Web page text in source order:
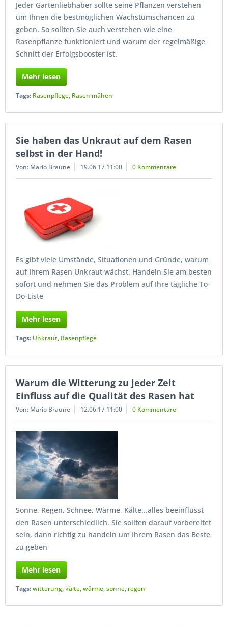
Jeder Gartenliebhaber sollte seine Pflanzen verstehen
um Ihnen die bestmöglichen Wachstumschancen zu
geben. So sollten Sie auch verstehen wie eine
Rasenpflanze funktioniert und warum der regelmäßige
Schnitt der Erfolgsbooster ist.
Mehr lesen
Tags: Rasenpflege, Rasen mähen
Sie haben das Unkraut auf dem Rasen
selbst in der Hand!
Von: Mario Braune 19.06.17 11:00 0 Kommentare
Es gibt viele Umstände, Situationen und Gründe, warum
auf Ihrem Rasen Unkraut wächst. Handeln Sie am besten
sofort und nehmen Sie das Problem auf Ihre tägliche To-
Do-Liste
Mehr lesen
Tags: Unkraut, Rasenpflege
Warum die Witterung zu jeder Zeit
Einfluss auf die Qualität des Rasen hat
Von: Mario Braune 12.06.17 11:00 0 Kommentare
Sonne, Regen, Schnee, Wärme, Kälte...alles beeinflusst
den Rasen unterschiedlich. Sie sollten darauf vorbereitet
sein, dann richtig zu handeln um Ihrem Rasen das Beste
zu geben
Mehr lesen
Tags:witterung, kälte,wärme,sonne, regen